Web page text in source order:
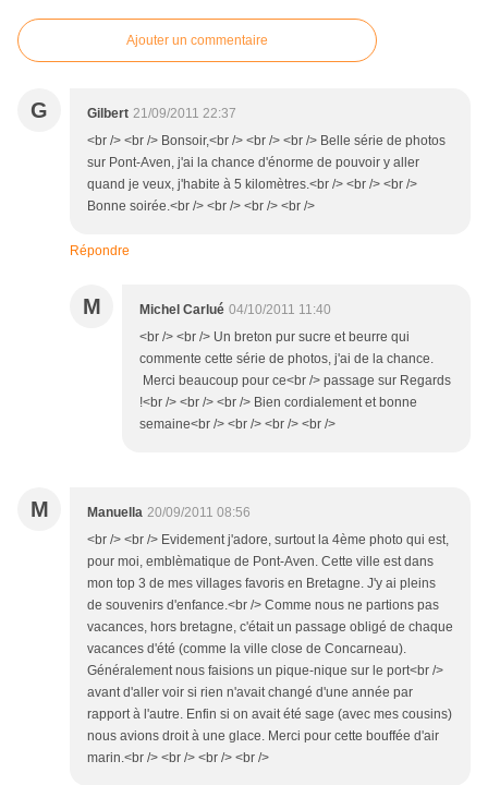
Ajouter un commentaire
G Gilbert 21/09/2011 22:37
<br /> <br /> Bonsoir,<br /> <br /> <br /> Belle série de photos
sur Pont-Aven, j'ai la chance d'énorme de pouvoir y aller
quand je veux, j'habite à 5 kilomètres.<br /> <br /> <br />
Bonne soirée.<br /> <br /> <br /> <br />
Répondre
M Michel Carlué 04/10/2011 11:40
<br /> <br /> Un breton pur sucre et beurre qui
commente cette série de photos, j'ai de la chance.
Merci beaucoup pour ce<br /> passage sur Regards
!<br /> <br /> <br /> Bien cordialement et bonne
semaine<br /> <br /> <br /> <br />
M Manuella 20/09/2011 08:56
<br /> <br /> Evidement j'adore, surtout la 4ème photo qui est,
pour moi, emblèmatique de Pont-Aven. Cette ville est dans
mon top 3 de mes villages favoris en Bretagne. J'y ai pleins
de souvenirs d'enfance.<br /> Comme nous ne partions pas
vacances, hors bretagne, c'était un passage obligé de chaque
vacances d'été (comme la ville close de Concarneau).
Généralement nous faisions un pique-nique sur le port<br />
avant d'aller voir si rien n'avait changé d'une année par
rapport à l'autre. Enfin si on avait été sage (avec mes cousins)
nous avions droit à une glace. Merci pour cette bouffée d'air
marin.<br /> <br /> <br /> <br />